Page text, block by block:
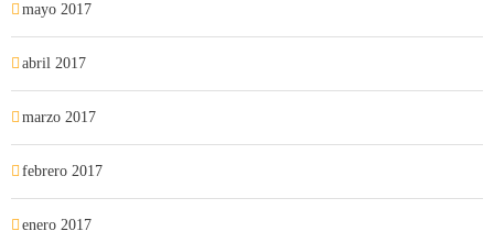
mayo 2017
abril 2017
marzo 2017
febrero 2017
enero 2017